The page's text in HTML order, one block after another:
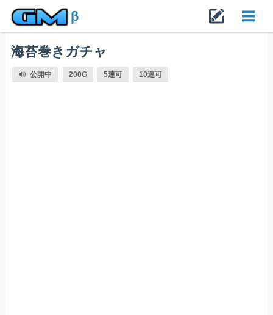
β
海苔巻きガチャ
公開中 200G 5連可 10連可